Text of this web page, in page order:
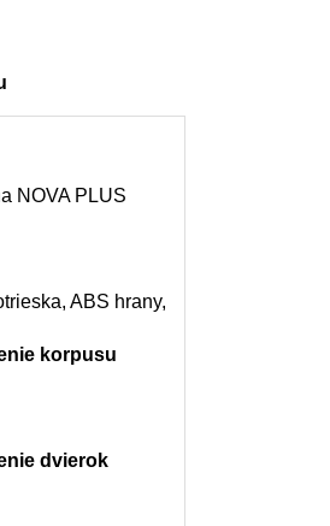
NOVA PLUS
ABS hrany,
korpusu
dvierok